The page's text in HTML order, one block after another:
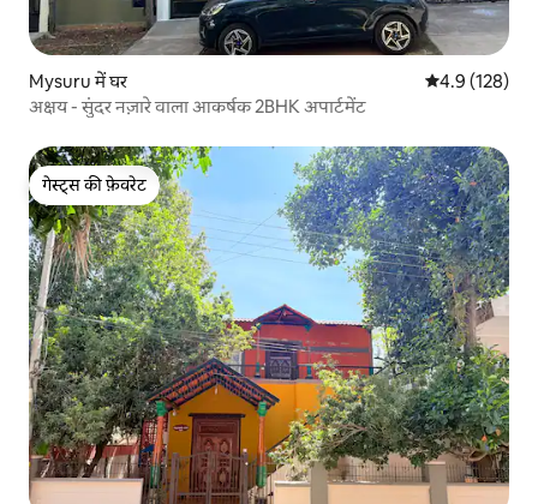
Mysuru में घर औसत रेटिंग 5 में
4.9 (128)
अक्षय - सुंदर नज़ारे वाला आकर्षक 2BHK अपार्टमेंट
गेस्ट्स की फ़ेवरेट
गेस्ट्स की फ़ेवरेट